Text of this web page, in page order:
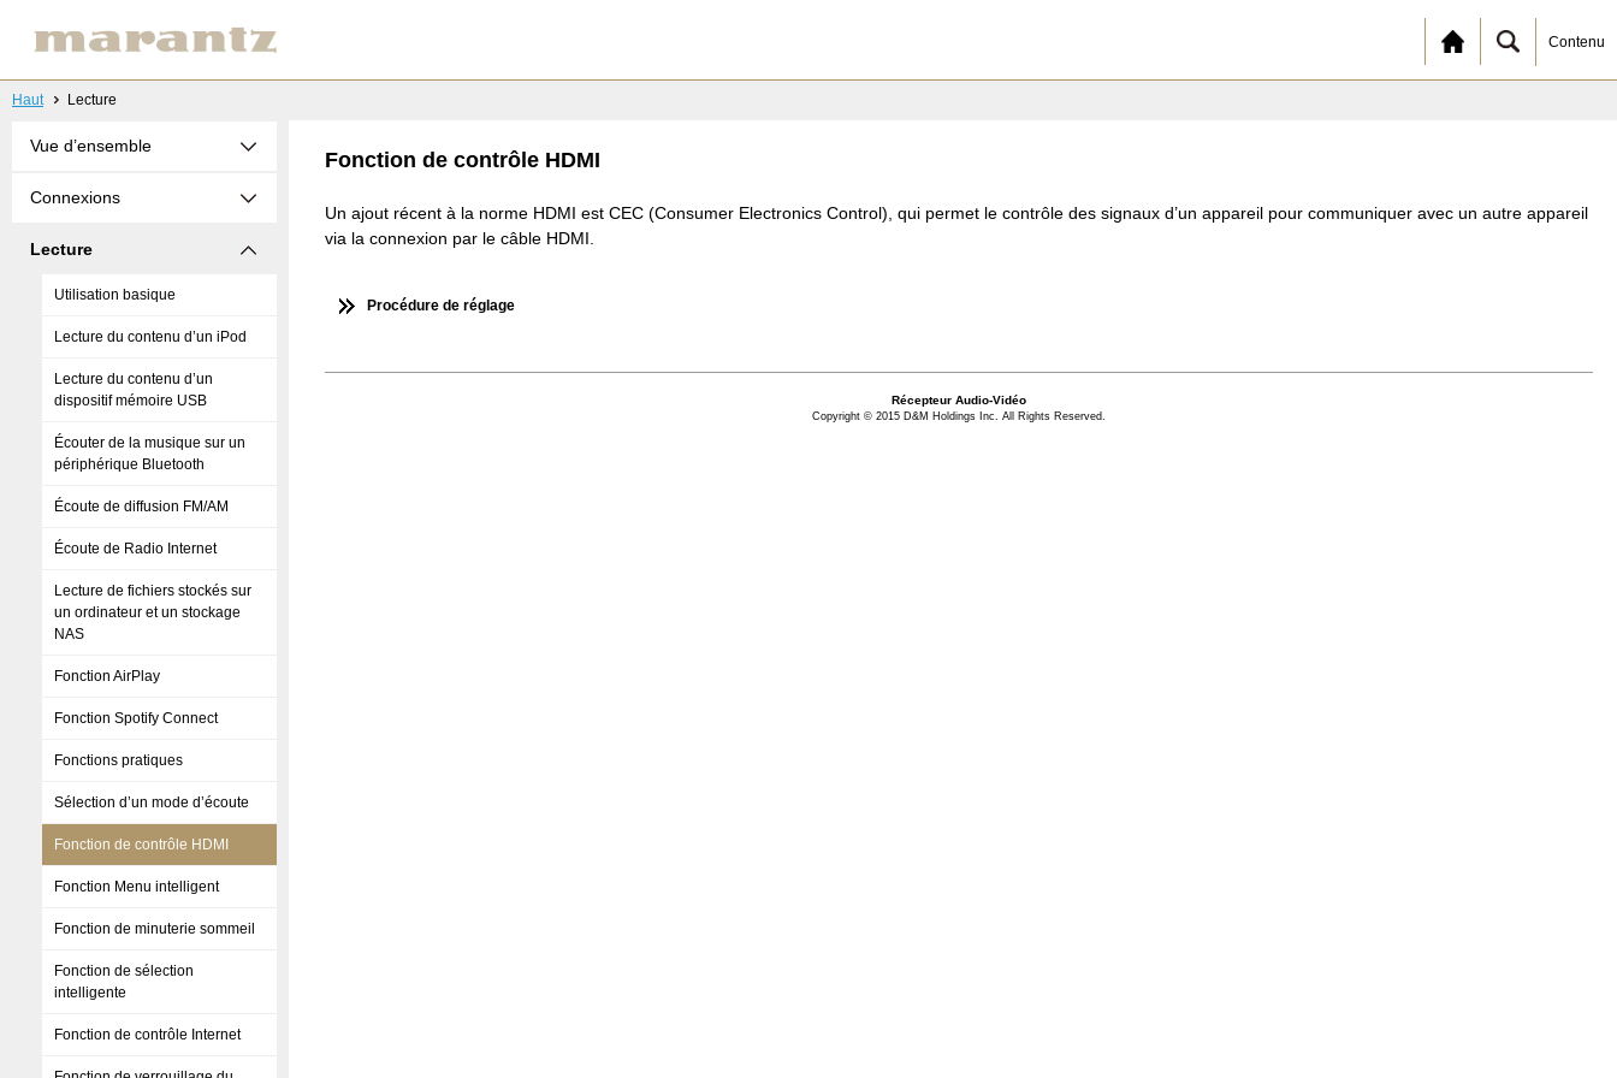
Contenu
Haut Lecture
Vue d’ensemble
Connexions
Lecture
Utilisation basique
Lecture du contenu d’un iPod
Lecture du contenu d’un
dispositif mémoire USB
Écouter de la musique sur un
périphérique Bluetooth
Écoute de diffusion FM/AM
Écoute de Radio Internet
Lecture de fichiers stockés sur
un ordinateur et un stockage
NAS
Fonction AirPlay
Fonction Spotify Connect
Fonctions pratiques
Sélection d’un mode d’écoute
Fonction de contrôle HDMI
Fonction Menu intelligent
Fonction de minuterie sommeil
Fonction de sélection
intelligente
Fonction de contrôle Internet
Fonction de contrôle HDMI
Un ajout récent à la norme HDMI est CEC (Consumer Electronics Control), qui permet le contrôle des signaux d’un appareil pour communiquer avec un autre appareil
via la connexion par le câble HDMI.
Procédure de réglage
Récepteur Audio-Vidéo
Copyright © 2015 D&M Holdings Inc. All Rights Reserved.